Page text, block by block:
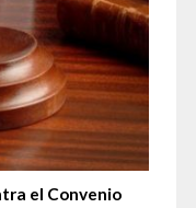
el Convenio